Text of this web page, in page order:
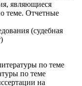
являющиеся
теме. Отчетные
(судебная
по теме
по теме
на